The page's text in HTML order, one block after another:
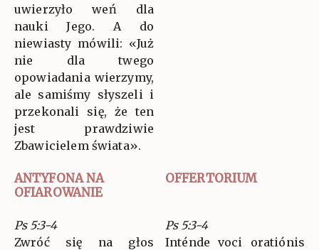
uwierzyło weń dla
nauki Jego. A do
niewiasty mówili: «Już
nie dla twego
opowiadania wierzymy,
ale samiśmy słyszeli i
przekonali się, że ten
jest prawdziwie
Zbawicielem świata».
ANTYFONA NA
OFIAROWANIE
OFFERTORIUM
Ps 5:3-4
Zwróć się na głos
Ps 5:3-4
Inténde voci oratiónis